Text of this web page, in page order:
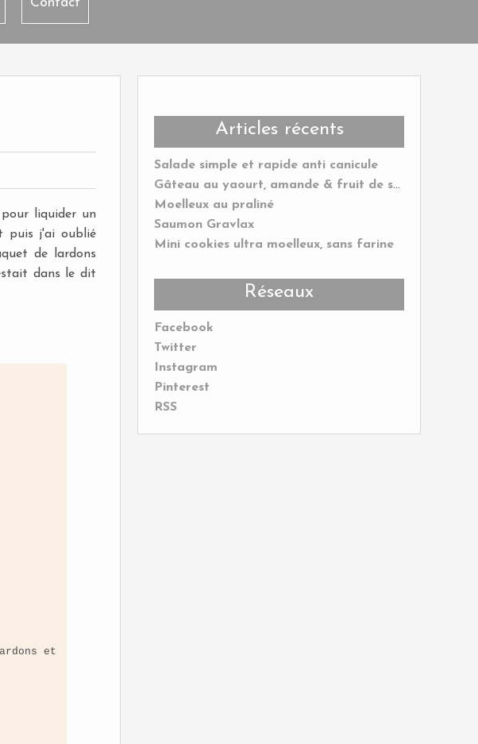
Articles récents
Salade simple et rapide anti canicule
Gâteau au yaourt, amande & fruit de saison
Moelleux au praliné
Saumon Gravlax
Mini cookies ultra moelleux, sans farine
Réseaux
Facebook
Twitter
Instagram
Pinterest
RSS
liquider un
puis j'ai oublié
de lardons
dans le dit
et